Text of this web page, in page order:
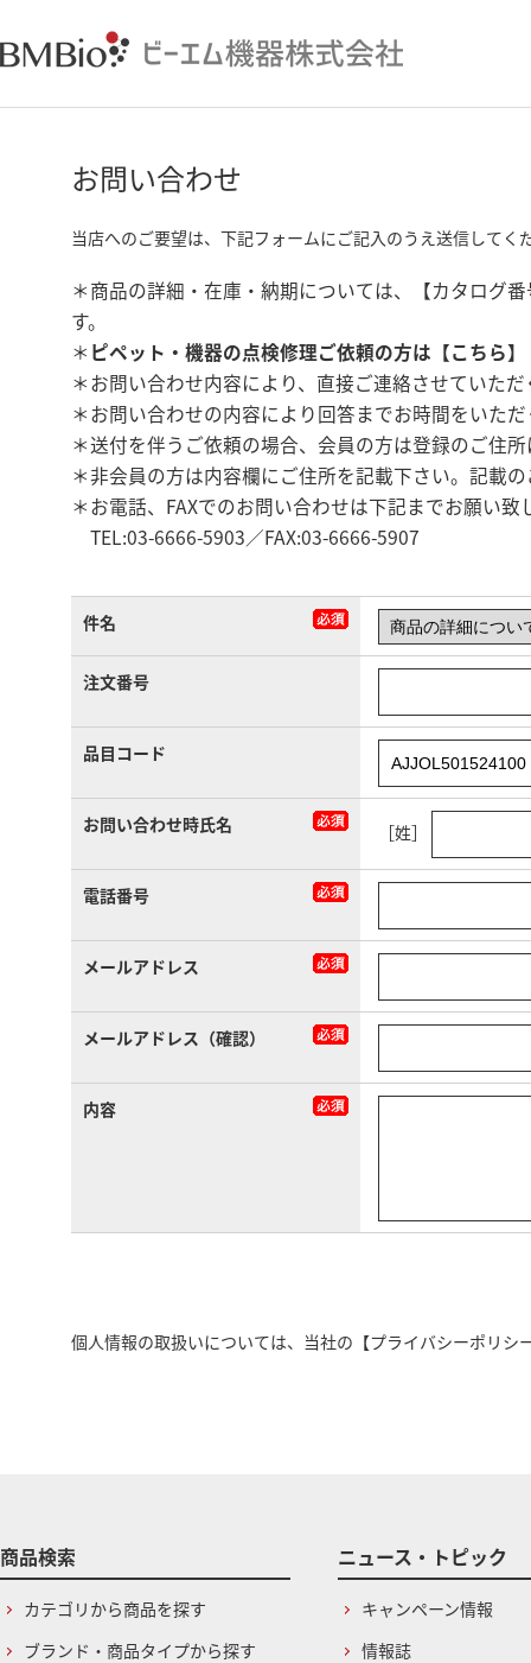
お問い合わせ
当店へのご要望は、下記フォームにご記入のうえ送信してく
＊商品の詳細・在庫・納期については、【カタログ
す。
＊ ピペット・機器の点検修理ご依頼の方は【こちら】
＊お問い合わせ内容により、直接ご連絡させていた
＊お問い合わせの内容により回答までお時間をいた
＊送付を伴うご依頼の場合、会員の方は登録のご住
＊非会員の方は内容欄にご住所を記載下さい。記載
＊お電話、FAXでのお問い合わせは下記までお願い致
TEL:03-6666-5903／FAX:03-6666-5907
件名
注文番号
品目コード
お問い合わせ時氏名 ［姓］
電話番号
メールアドレス
メールアドレス（確認）
内容
個人情報の取扱いについては、当社の 【プライバシーポリシ
商品検索
カテゴリから商品を探す
ブランド・商品タイプから探す
ニュース・トピック
キャンペーン情報
情報誌